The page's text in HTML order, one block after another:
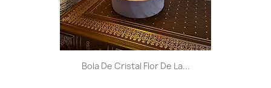
Bola De Cristal Flor De La...